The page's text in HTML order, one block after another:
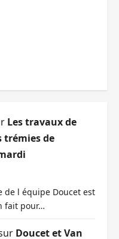
Les travaux de
trémies de
de l équipe Doucet est
fait pour…
Doucet et Van